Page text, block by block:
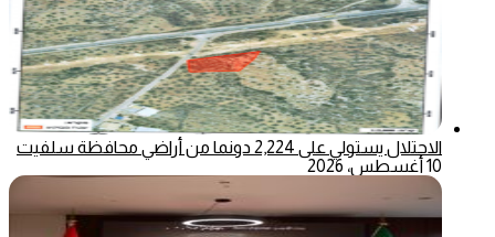
الاحتلال يستولي على 2,224 دونما من أراضي محافظة سلفيت
10 أغسطس، 2026